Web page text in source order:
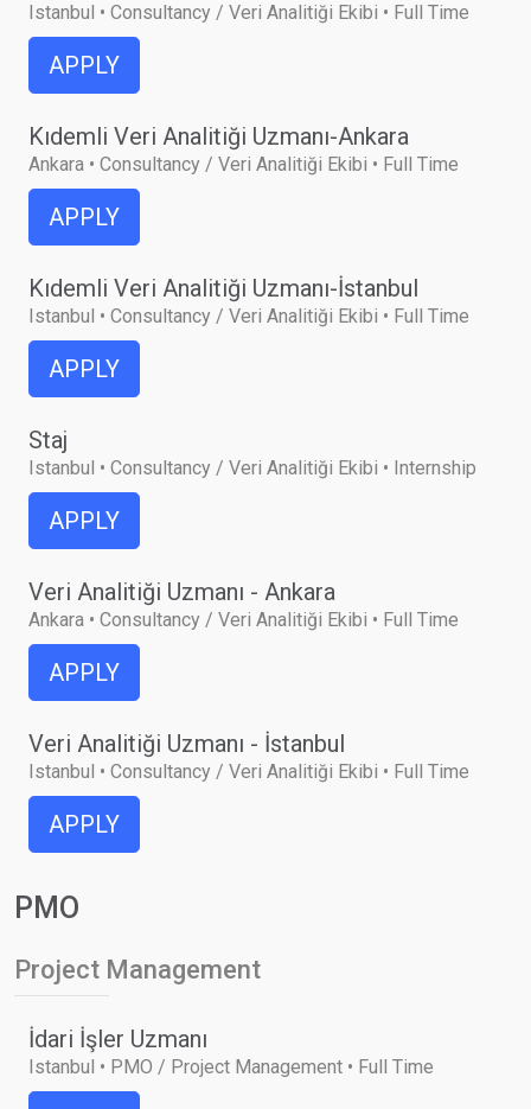
Istanbul • Consultancy / Veri Analitiği Ekibi • Full Time
APPLY
Kıdemli Veri Analitiği Uzmanı-Ankara
Ankara • Consultancy / Veri Analitiği Ekibi • Full Time
APPLY
Kıdemli Veri Analitiği Uzmanı-İstanbul
Istanbul • Consultancy / Veri Analitiği Ekibi • Full Time
APPLY
Staj
Istanbul • Consultancy / Veri Analitiği Ekibi • Internship
APPLY
Veri Analitiği Uzmanı - Ankara
Ankara • Consultancy / Veri Analitiği Ekibi • Full Time
APPLY
Veri Analitiği Uzmanı - İstanbul
Istanbul • Consultancy / Veri Analitiği Ekibi • Full Time
APPLY
PMO
Project Management
İdari İşler Uzmanı
Istanbul • PMO / Project Management • Full Time